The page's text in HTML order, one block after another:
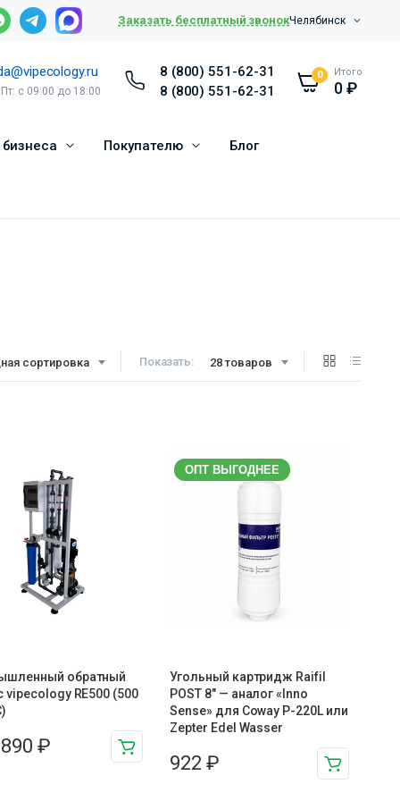
Заказать бесплатный звонокЧелябинск
Пт: с 09:00 до 18:00
8 (800) 551-62-31
8 (800) 551-62-31
0 Итого
0₽
Покупателю Блог
сортировка Показать: 28 товаров
обратный
vipecology RE500 (500
₽
ОПТ ВЫГОДНЕЕ
Угольный картридж Raifil
POST 8″ — аналог «Inno
Sense» для Coway P-220L или
Zepter Edel Wasser
922₽